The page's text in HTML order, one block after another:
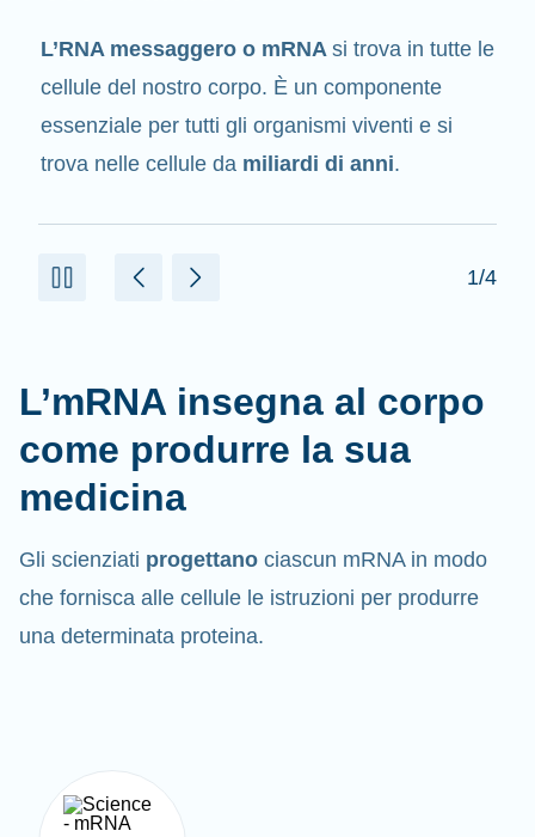
Come suggerisce il suo nome, l’mRNA è un
messaggero. Interagisce con altri componenti
presenti nelle cellule che aiutano a creare le
proteine.
2/4
L’mRNA insegna al corpo
come produrre la sua
medicina
Gli scienziati progettano ciascun mRNA in modo
che fornisca alle cellule le istruzioni per produrre
una determinata proteina.